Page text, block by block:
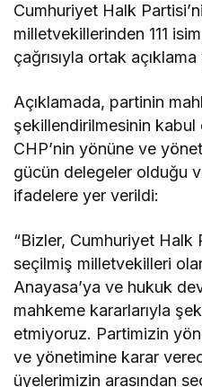
Cumhuriyet Halk
milletvekillerinden 111
çağrısıyla ortak açıklama
Açıklamada, partinin
şekillendirilmesinin
CHP’nin yönüne ve
gücün delegeler olduğu
ifadelere yer verildi:
“Bizler, Cumhuriyet Halk
seçilmiş milletvekilleri
Anayasa’ya ve hukuk
mahkeme kararlarıyla
etmiyoruz. Partimizin
ve yönetimine karar
üyelerimizin arasından